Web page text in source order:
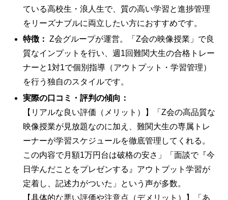
ている高校生・浪人生で、質の高い学習と進捗管理
をリーズナブルに両立したい方におすすめです。
特徴： Z会グループが運営。「Z会の映像授業」で良
質なインプットを行い、週1回難関大生の合格トレー
ナーと1対1で個別指導（アウトプット・学習管理）
を行う独自のスタイルです。
実際の口コミ・評判の傾向：
【リアルな良い評価（メリット）】「Z会の高品質な
映像授業が見放題なのに加え、難関大生の専属トレ
ーナーが学習スケジュールを徹底管理してくれる。
この内容で月額1万円台は破格の安さ」「面談で『今
日学んだことをプレゼンする』アウトプット学習が
定着し、記述力がついた」という声が多数。
【具体的な悪い評価や注意点（デメリット）】「あ